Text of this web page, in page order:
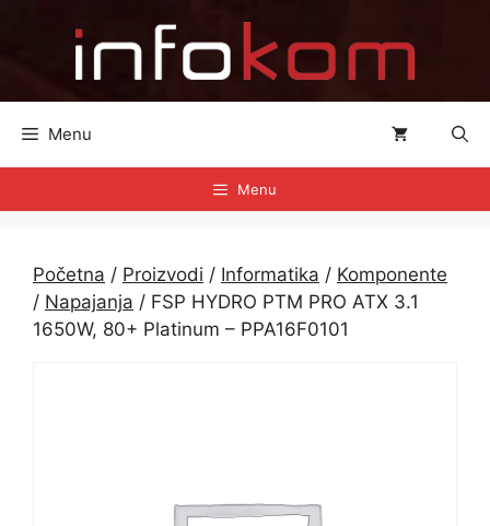
Menu
Menu
Početna / Proizvodi / Informatika / Komponente
/ Napajanja / FSP HYDRO PTM PRO ATX 3.1
1650W, 80+ Platinum – PPA16F0101